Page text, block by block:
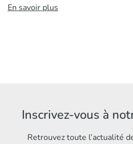
En savoir plus
Inscrivez-vous à
Retrouvez toute l’actualité